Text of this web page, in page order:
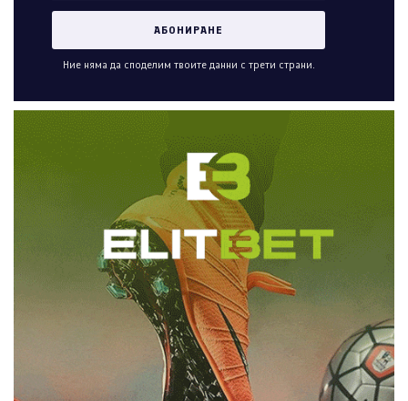
Ние няма да споделим твоите данни с трети страни.